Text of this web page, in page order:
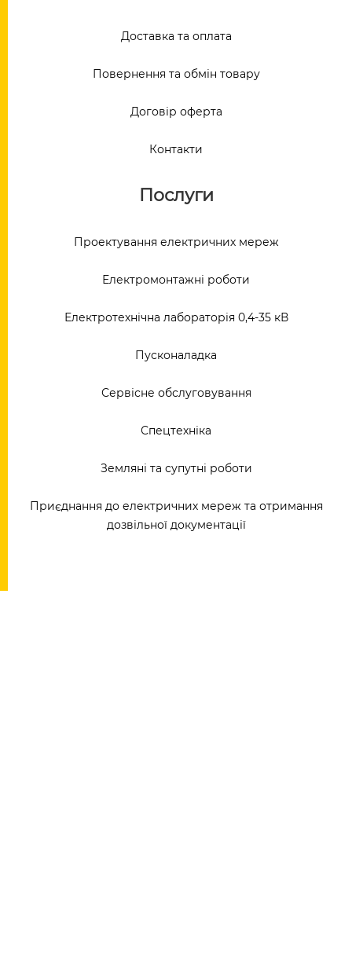
Доставка та оплата
Повернення та обмін товару
Договір оферта
Контакти
Послуги
Проектування електричних мереж
Електромонтажні роботи
Електротехнічна лабораторія 0,4-35 кВ
Пусконаладка
Сервісне обслуговування
Спецтехніка
Земляні та супутні роботи
Приєднання до електричних мереж та отримання
дозвільної документації